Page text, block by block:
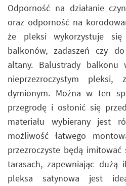
Odporność na działanie
oraz odporność na
że pleksi wykorzystuje
balkonów, zadaszeń czy
altany. Balustrady balkonu
nieprzezroczystym
dymionym. Można w ten
przegrodę i osłonić się
materiału wybierany jest
możliwość łatwego
przezroczyste będą
tarasach, zapewniając dużą
pleksa satynowa jest